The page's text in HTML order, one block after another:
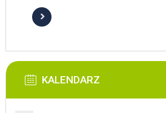
KALENDARZ